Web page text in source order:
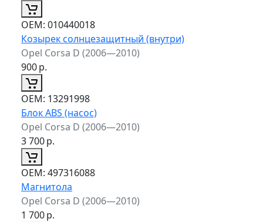
ОЕМ: 010440018
Козырек солнцезащитный (внутри)
Opel Corsa D (2006—2010)
900р.
ОЕМ: 13291998
Блок ABS (насос)
Opel Corsa D (2006—2010)
3 700р.
ОЕМ: 497316088
Магнитола
Opel Corsa D (2006—2010)
1 700р.